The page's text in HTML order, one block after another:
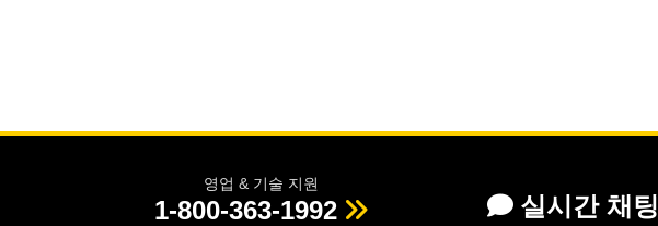
영업 & 기술 지원
1-800-363-1992 실시간 채팅